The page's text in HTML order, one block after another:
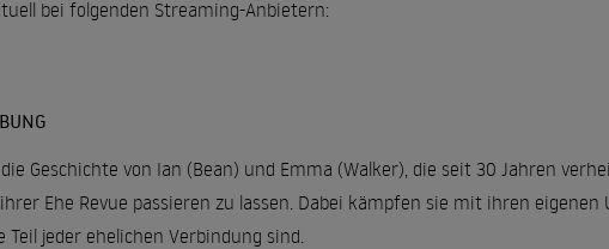
bei folgenden Streaming-Anbietern:
die Geschichte von Ian (Bean) und Emma (Walker), die seit 30 Jahren
Ehe Revue passieren zu lassen. Dabei kämpfen sie mit ihren
jeder ehelichen Verbindung sind.